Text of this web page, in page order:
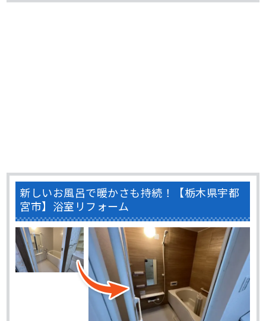
新しいお風呂で暖かさも持続！【栃木県宇都
宮市】浴室リフォーム